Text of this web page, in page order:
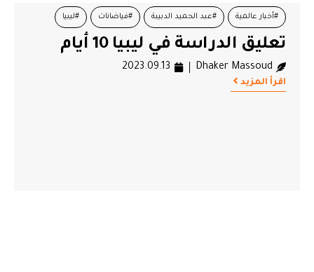
#أخبار عالمية #عبد الحميد الدبيبة #فياضانات #ليبيا
تعليق الدراسة في ليبيا 10 أيام
Dhaker Massoud
2023.09.13
اقرأ المزيد